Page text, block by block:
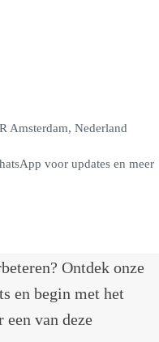
Amsterdam, Nederland
voor updates en meer
Ontdek onze
en begin met het
van deze